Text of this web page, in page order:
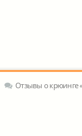
Отзывы о крюинге ««Судоходная компания